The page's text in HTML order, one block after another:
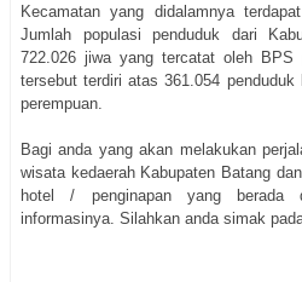
Kecamatan yang didalamnya
Jumlah populasi penduduk dari
722.026 jiwa yang tercatat oleh BPS
tersebut terdiri atas 361.054
perempuan.
Bagi anda yang akan melakukan
wisata kedaerah Kabupaten Batang
hotel / penginapan yang berada
informasinya. Silahkan anda simak